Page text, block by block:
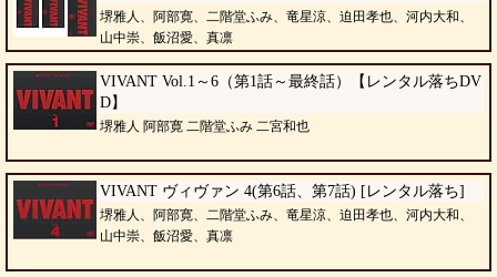
堺雅人、阿部寛、二階堂ふみ、竜星涼、迫田孝也、河内大和、
山中崇、飯沼愛、真凛
VIVANT Vol.1～6（第1話～最終話）【レンタル落ちDV
D】
堺雅人 阿部寛 二階堂ふみ 二宮和也
VIVANT ヴィヴァン 4(第6話、第7話) [レンタル落ち]
堺雅人、阿部寛、二階堂ふみ、竜星涼、迫田孝也、河内大和、
山中崇、飯沼愛、真凛